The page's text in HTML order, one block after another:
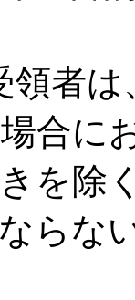
者は
合に
を除
らな